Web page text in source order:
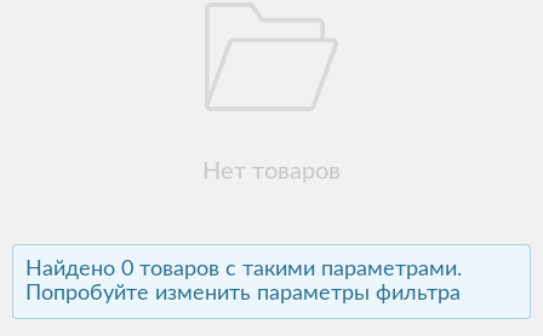
Нет товаров
Найдено 0 товаров с такими параметрами.
Попробуйте изменить параметры фильтра